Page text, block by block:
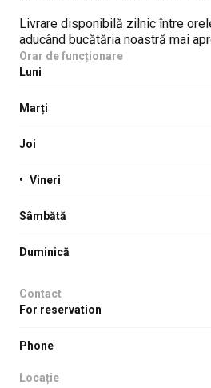
Livrare disponibilă zilnic între
aducând bucătăria noastră mai
Orar de funcționare
Luni
Marți
Joi
• Vineri
Sâmbătă
Duminică
Contact
For reservation
Phone
Locație